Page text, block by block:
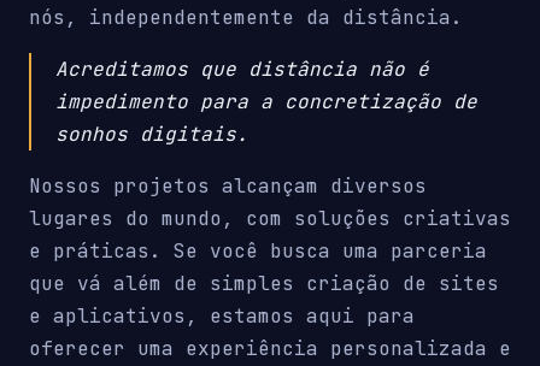
nós, independentemente da distância.
Acreditamos que distância não é
impedimento para a concretização de
sonhos digitais.
Nossos projetos alcançam diversos
lugares do mundo, com soluções criativas
e práticas. Se você busca uma parceria
que vá além de simples criação de sites
e aplicativos, estamos aqui para
oferecer uma experiência personalizada e